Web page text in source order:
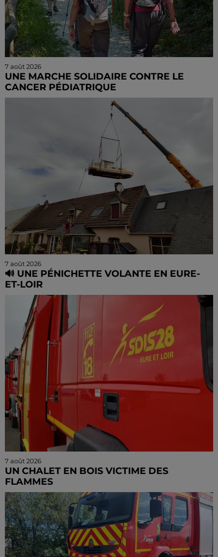
7 août 2026
UNE MARCHE SOLIDAIRE CONTRE LE
CANCER PÉDIATRIQUE
Le 13 septembre prochain, à Sours, une randonnée
solidaire est organisée afin de récolter des fonds pour
la recherche contre le cancer.
7 août 2026
🔊 UNE PÉNICHETTE VOLANTE EN EURE-
ET-LOIR
Les riverains de la Bourdinière Saint Loup ont pu
observer un drôle d'oiseau, jeudi 06 août, en milieu
de matinée. Une pénichette non pas sur l'eau mais
dans...
7 août 2026
UN CHALET EN BOIS VICTIME DES
FLAMMES
Le feu s'est déclaré dans la nuit de jeudi à vendredi à
Beaumont-les-Autels.